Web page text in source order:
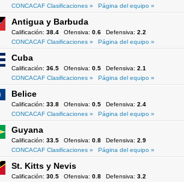
CONCACAF Clasificaciones »
Página del equipo »
Antigua y Barbuda
Calificación: 38.4 Ofensiva: 0.6 Defensiva: 2.2
CONCACAF Clasificaciones »
Página del equipo »
Cuba
Calificación: 36.5 Ofensiva: 0.5 Defensiva: 2.1
CONCACAF Clasificaciones »
Página del equipo »
Belice
Calificación: 33.8 Ofensiva: 0.5 Defensiva: 2.4
CONCACAF Clasificaciones »
Página del equipo »
Guyana
Calificación: 33.5 Ofensiva: 0.8 Defensiva: 2.9
CONCACAF Clasificaciones »
Página del equipo »
St. Kitts y Nevis
Calificación: 30.5 Ofensiva: 0.8 Defensiva: 3.2